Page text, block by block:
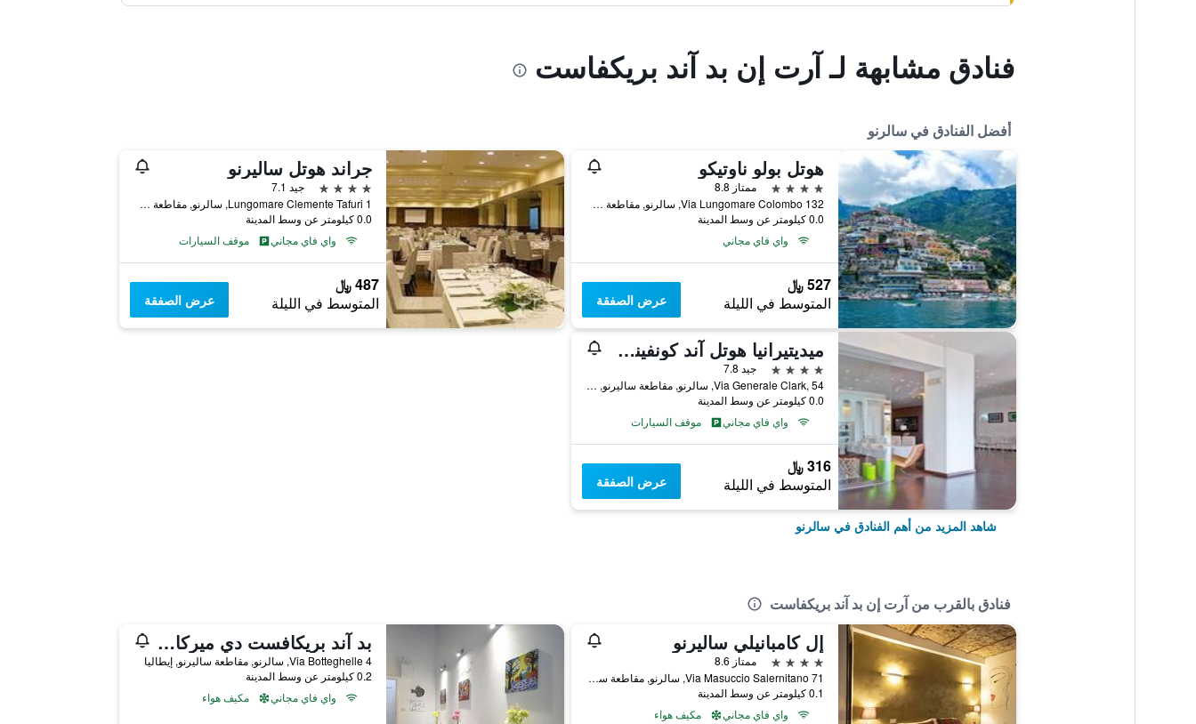
فنادق مشابهة لـ آرت إن بد آند بريكفاست
أفضل الفنادق في سالرنو
هوتل بولو ناوتيكو
4 نجوم
ممتاز 8.8
Via Lungomare Colombo 132, سالرنو, مقاطعة ساليرنو, إيطاليا
0.0 كيلومتر عن وسط المدينة
واي فاي مجاني
527 ﷼
المتوسط في الليلة عرض الصفقة
جراند هوتل ساليرنو
4 نجوم
جيد 7.1
Lungomare Clemente Tafuri 1, سالرنو, مقاطعة ساليرنو, إيطاليا
0.0 كيلومتر عن وسط المدينة
واي فاي مجاني
موقف السيارات
487 ﷼
المتوسط في الليلة عرض الصفقة
ميديتيرانيا هوتل آند كونفينشن سنتر
4 نجوم
جيد 7.8
Via Generale Clark, 54, سالرنو, مقاطعة ساليرنو, إيطاليا
0.0 كيلومتر عن وسط المدينة
واي فاي مجاني
موقف السيارات
316 ﷼
المتوسط في الليلة عرض الصفقة
شاهد المزيد من أهم الفنادق في سالرنو
فنادق بالقرب من آرت إن بد آند بريكفاست
إل كامبانيلي ساليرنو
4 نجوم
ممتاز 8.6
Via Masuccio Salernitano 71, سالرنو, مقاطعة ساليرنو, إيطاليا
0.1 كيلومتر عن وسط المدينة
واي فاي مجاني
مكيف هواء
بد آند بريكافست دي ميركانتي
Via Botteghelle 4, سالرنو, مقاطعة ساليرنو, إيطاليا
0.2 كيلومتر عن وسط المدينة
واي فاي مجاني
مكيف هواء